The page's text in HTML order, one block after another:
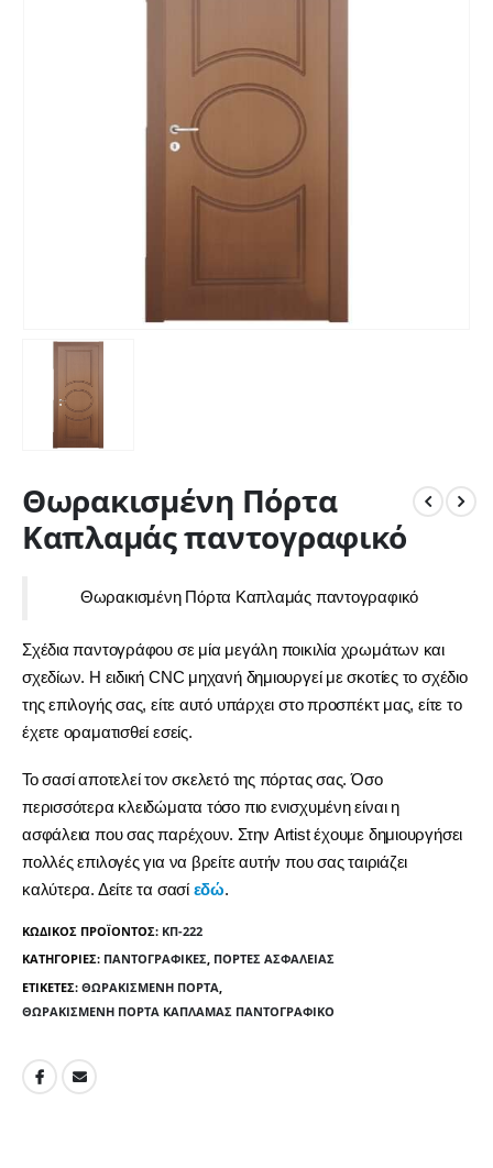
Θωρακισμένη Πόρτα
Καπλαμάς παντογραφικό
Θωρακισμένη Πόρτα Καπλαμάς παντογραφικό
Σχέδια παντογράφου σε μία μεγάλη ποικιλία χρωμάτων και
σχεδίων. Η ειδική CNC μηχανή δημιουργεί με σκοτίες το σχέδιο
της επιλογής σας, είτε αυτό υπάρχει στο προσπέκτ μας, είτε το
έχετε οραματισθεί εσείς.
Το σασί αποτελεί τον σκελετό της πόρτας σας. Όσο
περισσότερα κλειδώματα τόσο πιο ενισχυμένη είναι η
ασφάλεια που σας παρέχουν. Στην Artist έχουμε δημιουργήσει
πολλές επιλογές για να βρείτε αυτήν που σας ταιριάζει
καλύτερα. Δείτε τα σασί εδώ.
ΚΩΔΙΚΌΣ ΠΡΟΪΌΝΤΟΣ: ΚΠ-222
ΚΑΤΗΓΟΡΊΕΣ: ΠΑΝΤΟΓΡΑΦΙΚΈΣ, ΠΌΡΤΕΣ ΑΣΦΑΛΕΊΑΣ
ΕΤΙΚΈΤΕΣ: ΘΩΡΑΚΙΣΜΈΝΗ ΠΌΡΤΑ,
ΘΩΡΑΚΙΣΜΈΝΗ ΠΌΡΤΑ ΚΑΠΛΑΜΆΣ ΠΑΝΤΟΓΡΑΦΙΚΌ